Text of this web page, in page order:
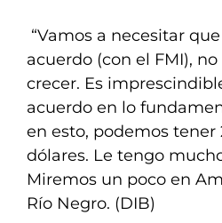
“Vamos a necesitar
acuerdo (con el FMI),
crecer. Es
acuerdo en lo
en esto, podemos tener
dólares. Le tengo
Miremos un poco en
Río Negro. (DIB)